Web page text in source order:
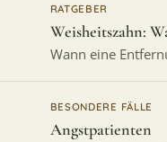
RATGEBER
Weisheitszahn:
Wann eine
BESONDERE FÄLLE
Angstpatienten